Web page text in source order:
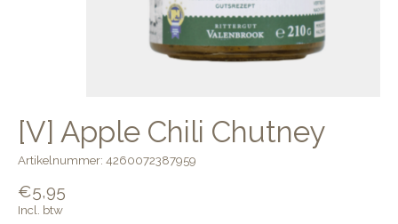
[V] Apple Chili Chutney
Artikelnummer: 4260072387959
€5,95
Incl. btw